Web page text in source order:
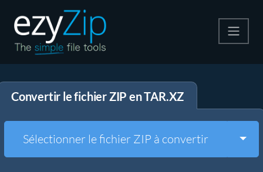
Décompresser
Autres outils
Convertir le fichier ZIP en TAR.XZ
Sélectionner le fichier ZIP à convertir